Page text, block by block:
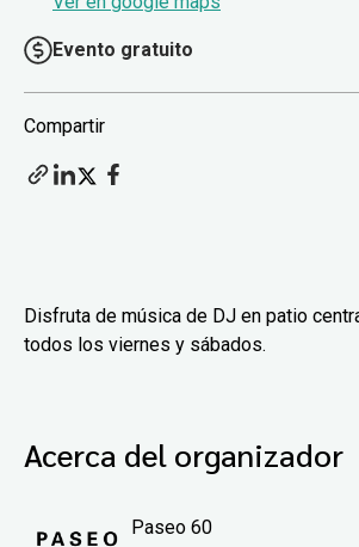
Evento gratuito
Compartir
Disfruta de música de DJ en patio
todos los viernes y sábados.
Acerca del organizador
Paseo 60